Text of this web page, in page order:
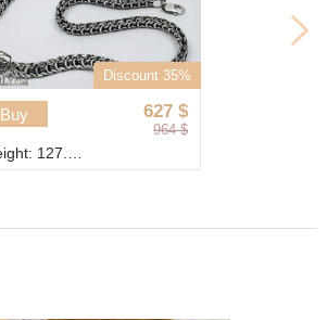
Discount 35%
627 $
964 $
Buy